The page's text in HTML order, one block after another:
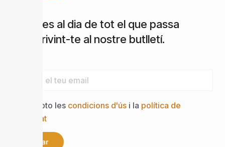
Estigues al dia de tot el que passa
subscrivint-te al nostre butlletí.
Accepto les condicions d'ús i la política de
privacitat
Enviar